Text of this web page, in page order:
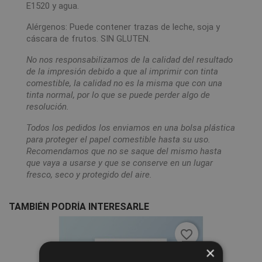
E1520 y agua.
Alérgenos: Puede contener trazas de leche, soja y
cáscara de frutos. SIN GLUTEN.
No nos responsabilizamos de la calidad del resultado
de la impresión debido a que al imprimir con tinta
comestible, la calidad no es la misma que con una
tinta normal, por lo que se puede perder algo de
resolución.
Todos los pedidos los enviamos en una bolsa plástica
para proteger el papel comestible hasta su uso.
Recomendamos que no se saque del mismo hasta
que vaya a usarse y que se conserve en un lugar
fresco, seco y protegido del aire.
TAMBIÉN PODRÍA INTERESARLE
favorite_border
×